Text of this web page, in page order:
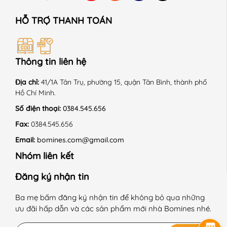
học, dạo chơi, mặc ngủ.
+ Thời tiết phù hợp: mùa xuân - hè.
📍 HƯỚNG DẪN SỬ DỤNG:
+ Giặt máy ở chế độ nhẹ, nhiệt độ thường.
+ Không sử dụng hóa chất tẩy có chứa Clo.
+ Phơi trong bóng mát.
+ Sấy thùng chế độ nhẹ nhàng.
cùng màu.
+ Không là lên chi tiết trang trí.
HỖ TRỢ THANH TOÁN
Thông tin liên hệ
Địa chỉ: 41/1A Tân Trụ, phường 15, quận Tân Bình, thành phố
Hồ Chí Minh.
Số điện thoại: 0384.545.656
Fax: 0384.545.656
Email: bomines.com@gmail.com
Nhóm liên kết
Đăng ký nhận tin
Ba mẹ bấm đăng ký nhận tin để không bỏ qua những
ưu đãi hấp dẫn và các sản phẩm mới nhà Bomines nhé.